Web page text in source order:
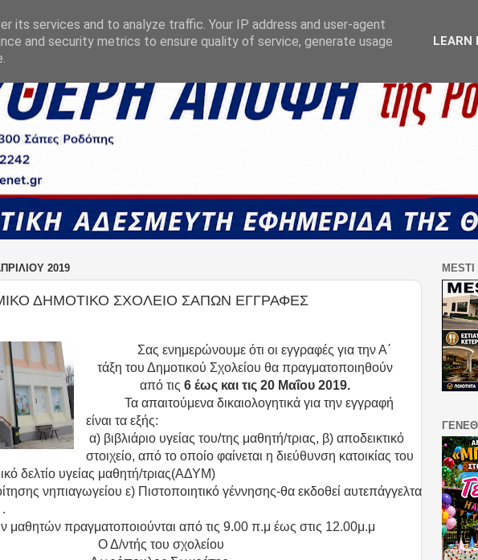
2019
ΔΗΜΟΤΙΚΟ ΣΧΟΛΕΙΟ ΣΑΠΩΝ ΕΓΓΡΑΦΕΣ
Σας ενημερώνουμε ότι οι εγγραφές για την Α΄
τάξη του Δημοτικού Σχολείου θα πραγματοποιηθούν
από τις6 έως και τις 20 Μαΐου 2019.
Τα απαιτούμενα δικαιολογητικά για την εγγραφή
είναι τα εξής:
α) βιβλιάριο υγείας του/της μαθητή/τριας, β) αποδεικτικό
στοιχείο, από το οποίο φαίνεται η διεύθυνση κατοικίας του
δελτίο υγείας μαθητή/τριας(ΑΔΥΜ)
νηπιαγωγείου ε) Πιστοποιητικό γέννησης-θα εκδοθεί αυτεπάγγελτα
μαθητών πραγματοποιούνται από τις 9.00 π.μ έως στις 12.00μ.μ
Ο Δ/ντής του σχολείου
MESTI
its services and to analyze traffic. Your IP address and user-agent
and security metrics to ensure quality of service, generate usage
LEARN